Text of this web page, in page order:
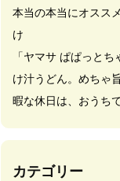
本当の本当にオスス
け
「ヤマサ ぱぱっと
け汁うどん。めちゃ
暇な休日は、おうち
カテゴリー